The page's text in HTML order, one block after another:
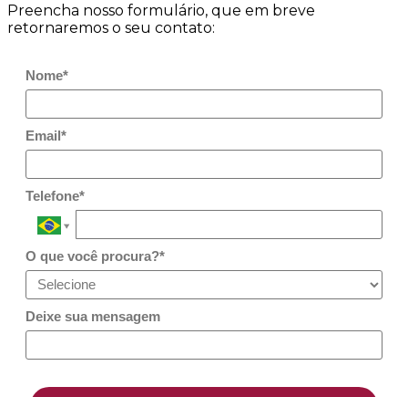
Preencha nosso formulário, que em breve
retornaremos o seu contato:
Nome*
Email*
Telefone*
O que você procura?*
Deixe sua mensagem